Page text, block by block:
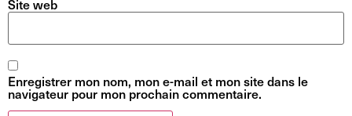
Site web
Enregistrer mon nom, mon e-mail et mon site dans le
navigateur pour mon prochain commentaire.